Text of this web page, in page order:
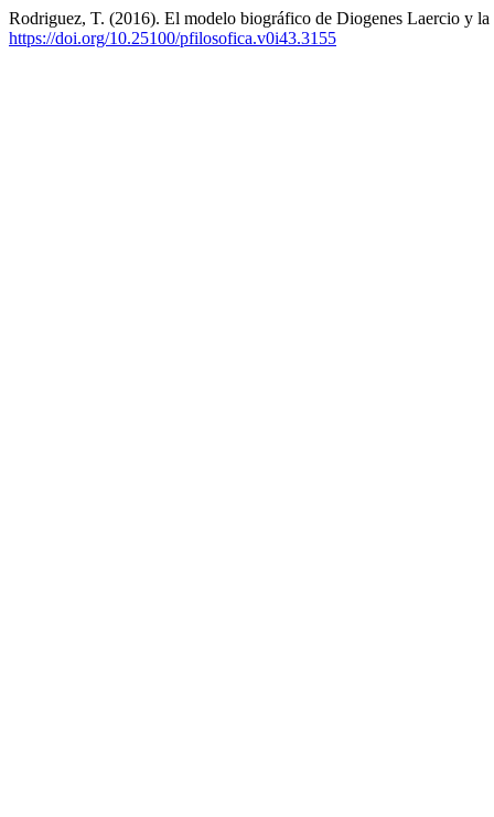
Rodriguez, T. (2016). El modelo biográfico de Diogenes Laercio y
https://doi.org/10.25100/pfilosofica.v0i43.3155